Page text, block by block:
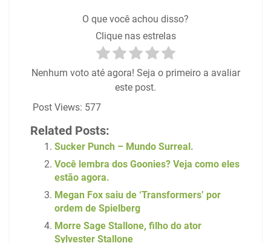
O que você achou disso?
Clique nas estrelas
Nenhum voto até agora! Seja o primeiro a avaliar
este post.
Post Views: 577
Related Posts:
Sucker Punch – Mundo Surreal.
Você lembra dos Goonies? Veja como eles
estão agora.
Megan Fox saiu de ‘Transformers’ por
ordem de Spielberg
Morre Sage Stallone, filho do ator
Sylvester Stallone